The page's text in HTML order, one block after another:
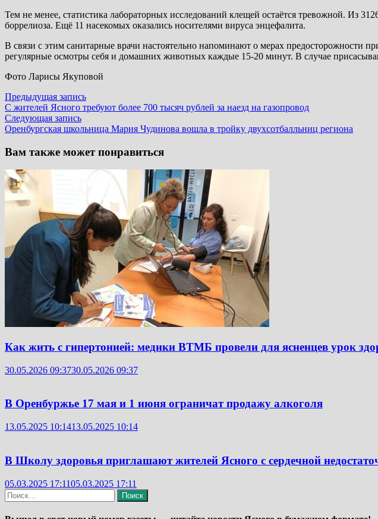
Тем не менее, статистика лабораторных исследований клещей остаётся тревожной. Из
боррелиоза. Ещё 11 насекомых оказались носителями вируса энцефалита.
В связи с этим санитарные врачи настоятельно напоминают о мерах предосторожности
регулярные осмотры себя и домашних животных каждые 15-20 минут. В случае
Фото Ларисы Якуповой
Навигация
по
записям
Предыдущая записьПредыдущая
запись:
С жителей Ясного требуют более 700 тысяч рублей за наезд на газопровод
Следующая записьСледующая
запись:
Оренбургская школьница Мария Чудинова вошла в тройку двухсотбалльниц региона
Вам также может понравиться
Как жить с гипертонией: медики ВТМБ провели для ясненцев урок
30.05.2026 09:3730.05.2026 09:37
В Оренбуржье 17 мая и 1 июня ограничат продажу алкоголя
13.05.2025 10:1413.05.2025 10:14
В Школу здоровья приглашают жителей Ясного с сердечной
05.03.2025 17:1105.03.2025 17:11
Найти: